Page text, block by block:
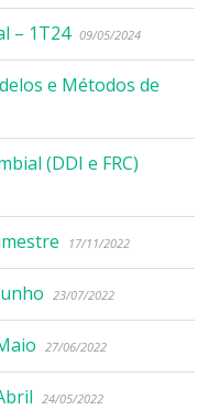
– 1T24 09/05/2024
e Métodos de
(DDI e FRC)
17/11/2022
23/07/2022
27/06/2022
24/05/2022